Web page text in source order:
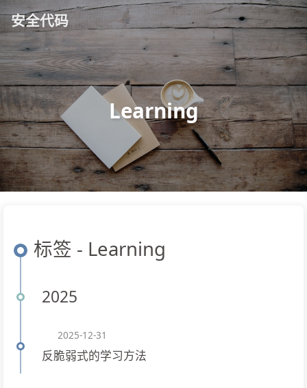
安全代码
Learning
标签 - Learning
2025
2025-12-31
反脆弱式的学习方法